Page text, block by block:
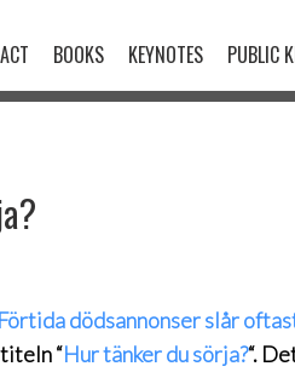
BOOKS KEYNOTES PUBLIC
Förtida dödsannonser slår
“Hur tänker du sörja?“.